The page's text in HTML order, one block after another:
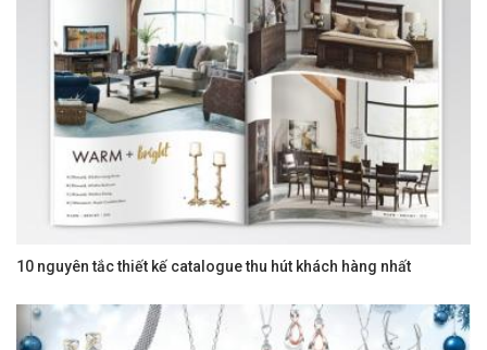
10 nguyên tắc thiết kế catalogue thu hút khách hàng nhất